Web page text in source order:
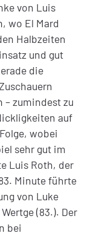
von Luis
wo El Mard
Halbzeiten
und gut
die
– zumindest zu
auf
wobei
sehr gut im
Luis Roth, der
Minute führte
von Luke
(83.). Der
bei